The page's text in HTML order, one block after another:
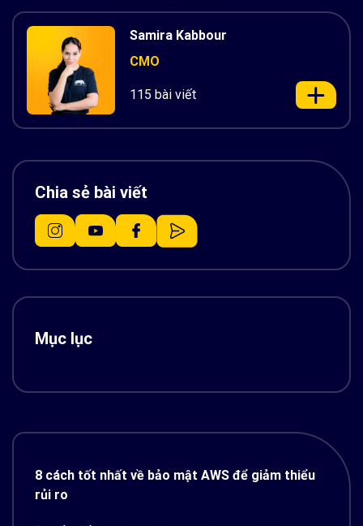
Samira Kabbour
CMO
115 bài viết
Chia sẻ bài viết
Mục lục
8 cách tốt nhất về bảo mật AWS để giảm thiểu
rủi ro